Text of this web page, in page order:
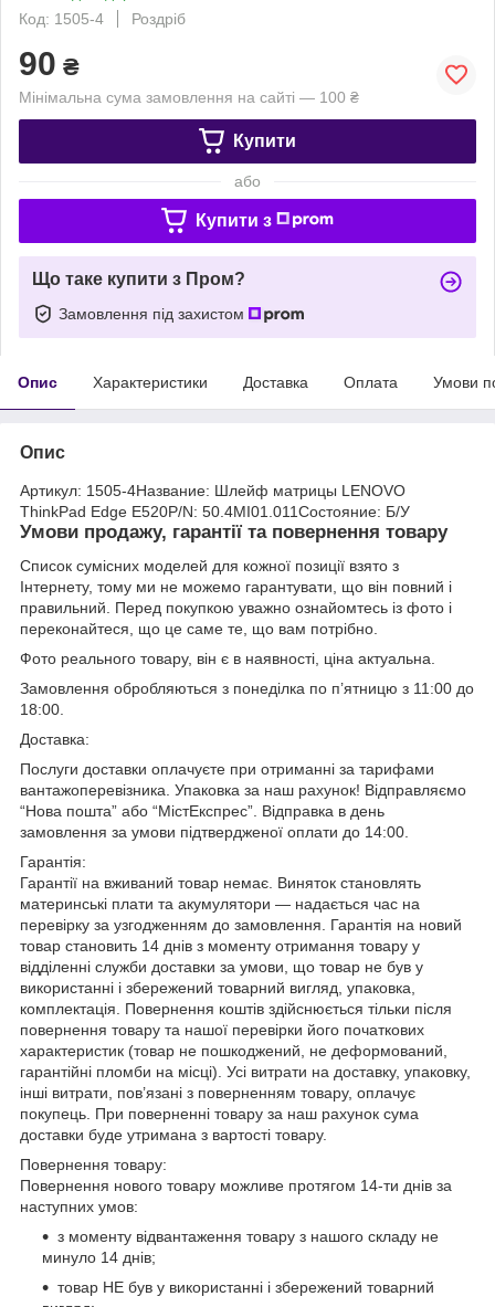
Код: 1505-4
Роздріб
90 ₴
Мінімальна сума замовлення на сайті — 100 ₴
Купити
або
Купити з
Що таке купити з Пром?
Замовлення під захистом
Опис Характеристики Доставка Оплата Умови
Опис
Артикул: 1505-4Название: Шлейф матрицы LENOVO
ThinkPad Edge E520P/N: 50.4MI01.011Состояние: Б/У
Умови продажу, гарантії та повернення товару
Список сумісних моделей для кожної позиції взято з
Інтернету, тому ми не можемо гарантувати, що він повний і
правильний. Перед покупкою уважно ознайомтесь із фото і
переконайтеся, що це саме те, що вам потрібно.
Фото реального товару, він є в наявності, ціна актуальна.
Замовлення обробляються з понеділка по п’ятницю з 11:00 до
18:00.
Доставка:
Послуги доставки оплачуєте при отриманні за тарифами
вантажоперевізника. Упаковка за наш рахунок! Відправляємо
“Нова пошта” або “МістЕкспрес”. Відправка в день
замовлення за умови підтвердженої оплати до 14:00.
Гарантія:
Гарантії на вживаний товар немає. Виняток становлять
материнські плати та акумулятори — надається час на
перевірку за узгодженням до замовлення. Гарантія на новий
товар становить 14 днів з моменту отримання товару у
відділенні служби доставки за умови, що товар не був у
використанні і збережений товарний вигляд, упаковка,
комплектація. Повернення коштів здійснюється тільки після
повернення товару та нашої перевірки його початкових
характеристик (товар не пошкоджений, не деформований,
гарантійні пломби на місці). Усі витрати на доставку, упаковку,
інші витрати, пов’язані з поверненням товару, оплачує
покупець. При поверненні товару за наш рахунок сума
доставки буде утримана з вартості товару.
Повернення товару:
Повернення нового товару можливе протягом 14-ти днів за
наступних умов:
з моменту відвантаження товару з нашого складу не
минуло 14 днів;
товар НЕ був у використанні і збережений товарний